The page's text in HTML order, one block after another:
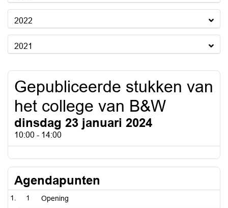
2022
2021
Gepubliceerde stukken van
het college van B&W
dinsdag 23 januari 2024
10:00 - 14:00
Agendapunten
1 Opening